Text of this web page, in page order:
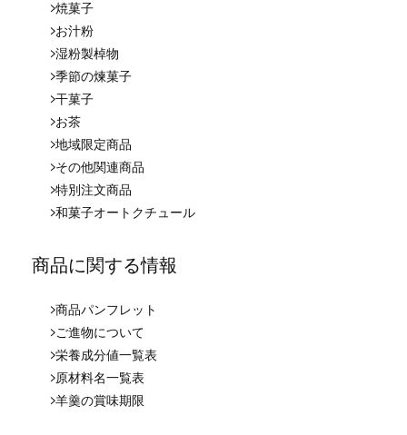
焼菓子
お汁粉
湿粉製棹物
季節の煉菓子
干菓子
お茶
地域限定商品
その他関連商品
特別注文商品
和菓子オートクチュール
商品に関する情報
商品パンフレット
ご進物について
栄養成分値一覧表
原材料名一覧表
羊羹の賞味期限